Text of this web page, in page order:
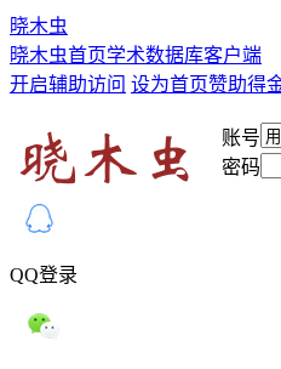
晓木虫
晓木虫首页学术数据库客户端
开启辅助访问 设为首页赞助得
账号
密码
QQ登录